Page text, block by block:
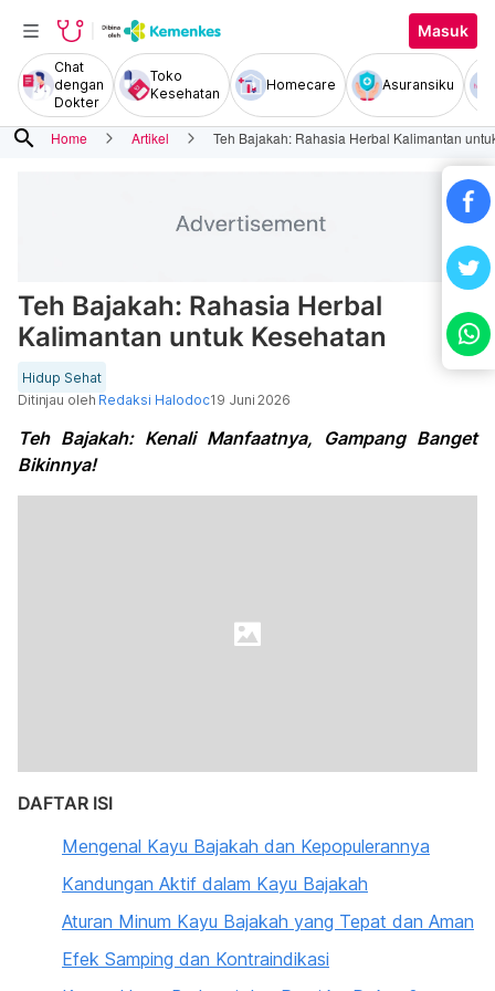
Masuk
Chat
dengan
Dokter
Toko
Kesehatan
Homecare Asuransiku
search Home Artikel Teh Bajakah: Rahasia Herbal Kalimantan
Teh Bajakah: Rahasia Herbal
Kalimantan untuk Kesehatan
Hidup Sehat
Ditinjau oleh Redaksi Halodoc19 Juni 2026
Teh Bajakah: Kenali Manfaatnya, Gampang Banget
Bikinnya!
DAFTAR ISI
Mengenal Kayu Bajakah dan Kepopulerannya
Kandungan Aktif dalam Kayu Bajakah
Aturan Minum Kayu Bajakah yang Tepat dan Aman
Efek Samping dan Kontraindikasi